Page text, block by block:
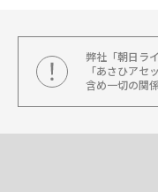
弊社「朝日ラ
「あさひアセ
含め一切の関